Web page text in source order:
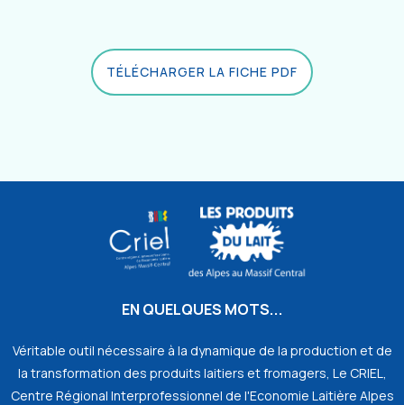
TÉLÉCHARGER LA FICHE PDF
EN QUELQUES MOTS...
Véritable outil nécessaire à la dynamique de la production et de
la transformation des produits laitiers et fromagers, Le CRIEL,
Centre Régional Interprofessionnel de l'Economie Laitière Alpes